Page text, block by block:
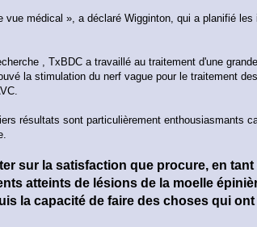
vue médical », a déclaré Wigginton, qui a planifié
, TxBDC a travaillé au traitement d'une
la stimulation du nerf vague pour le traitement
résultats sont particulièrement enthousiasmants
sur la satisfaction que procure, en
atteints de lésions de la moelle
la capacité de faire des choses qui